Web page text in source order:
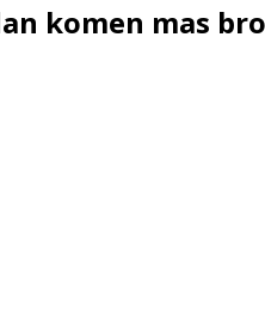
komen mas